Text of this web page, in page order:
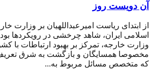
آن دویست روز
از ابتدای ریاست امیرعبداللهیان بر وزارت
اسلامی ایران، شاهد چرخشی در رویکردها
وزارت خارجه، تمرکز بر بهبود ارتباطات با
مخصوصا همسایگان و بازگشت به شرق تعریف
که متخصص مسائل مربوط به...